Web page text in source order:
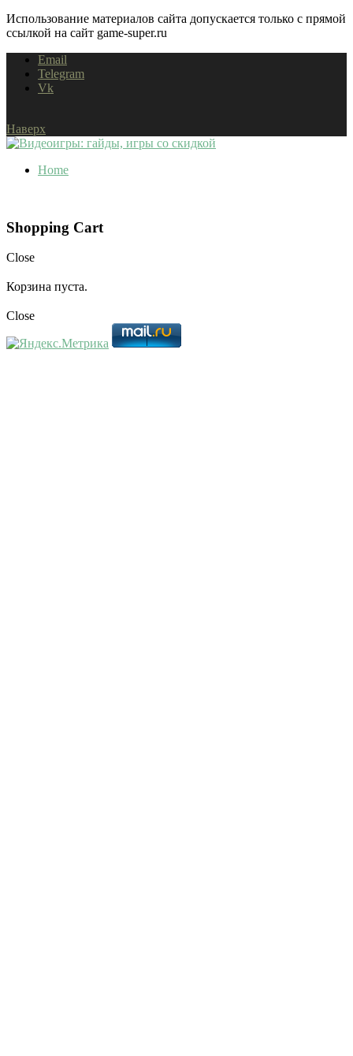
Использование материалов сайта допускается только с прямой
ссылкой на сайт game-super.ru
Email
Telegram
Vk
Наверх
Home
Shopping Cart
Close
Корзина пуста.
Close